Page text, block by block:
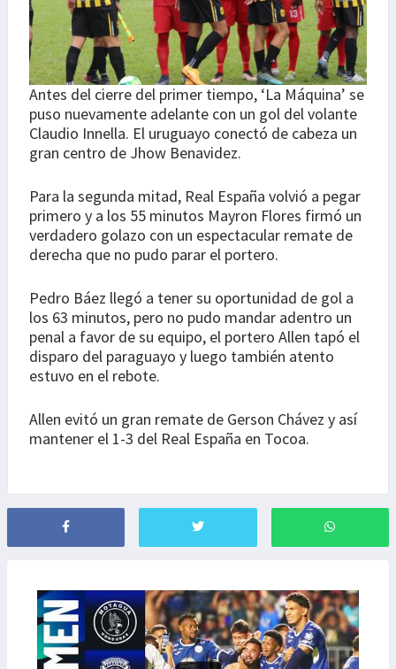
Antes del cierre del primer tiempo, ‘La Máquina’ se
puso nuevamente adelante con un gol del volante
Claudio Innella. El uruguayo conectó de cabeza un
gran centro de Jhow Benavidez.
Para la segunda mitad, Real España volvió a pegar
primero y a los 55 minutos Mayron Flores firmó un
verdadero golazo con un espectacular remate de
derecha que no pudo parar el portero.
Pedro Báez llegó a tener su oportunidad de gol a
los 63 minutos, pero no pudo mandar adentro un
penal a favor de su equipo, el portero Allen tapó el
disparo del paraguayo y luego también atento
estuvo en el rebote.
Allen evitó un gran remate de Gerson Chávez y así
mantener el 1-3 del Real España en Tocoa.